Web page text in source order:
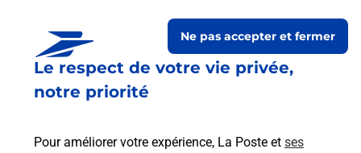
Le respect de votre vie privée,
notre priorité
Pour améliorer votre expérience, La Poste et ses
Ne pas accepter et fermer
Est-il possible d’acheter un
emballage directement depuis un